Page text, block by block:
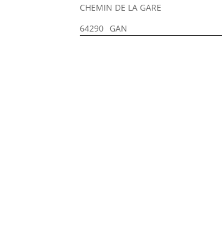
CHEMIN DE LA GARE
64290 GAN